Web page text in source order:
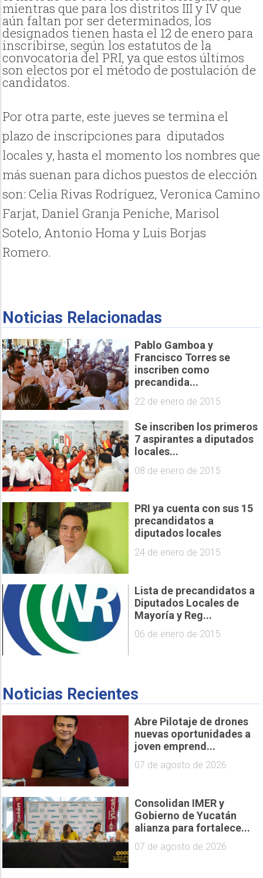
mientras que para los distritos III y IV que
aún faltan por ser determinados, los
designados tienen hasta el 12 de enero para
inscribirse, según los estatutos de la
convocatoria del PRI, ya que estos últimos
son electos por el método de postulación de
candidatos.
Por otra parte, este jueves se termina el
plazo de inscripciones para diputados
locales y, hasta el momento los nombres que
más suenan para dichos puestos de elección
son: Celia Rivas Rodríguez, Veronica Camino
Farjat, Daniel Granja Peniche, Marisol
Sotelo, Antonio Homa y Luis Borjas
Romero.
Noticias Relacionadas
Pablo Gamboa y
Francisco Torres se
inscriben como
precandida...
22 de enero de 2015
Se inscriben los primeros
7 aspirantes a diputados
locales...
08 de enero de 2015
PRI ya cuenta con sus 15
precandidatos a
diputados locales
24 de enero de 2015
Lista de precandidatos a
Diputados Locales de
Mayoría y Reg...
06 de enero de 2015
Noticias Recientes
Abre Pilotaje de drones
nuevas oportunidades a
joven emprend...
07 de agosto de 2026
Consolidan IMER y
Gobierno de Yucatán
alianza para fortalece...
07 de agosto de 2026